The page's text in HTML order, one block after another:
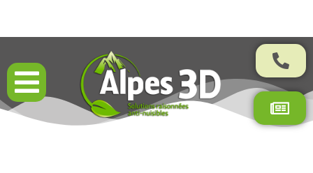
Résultats garantis par contrat